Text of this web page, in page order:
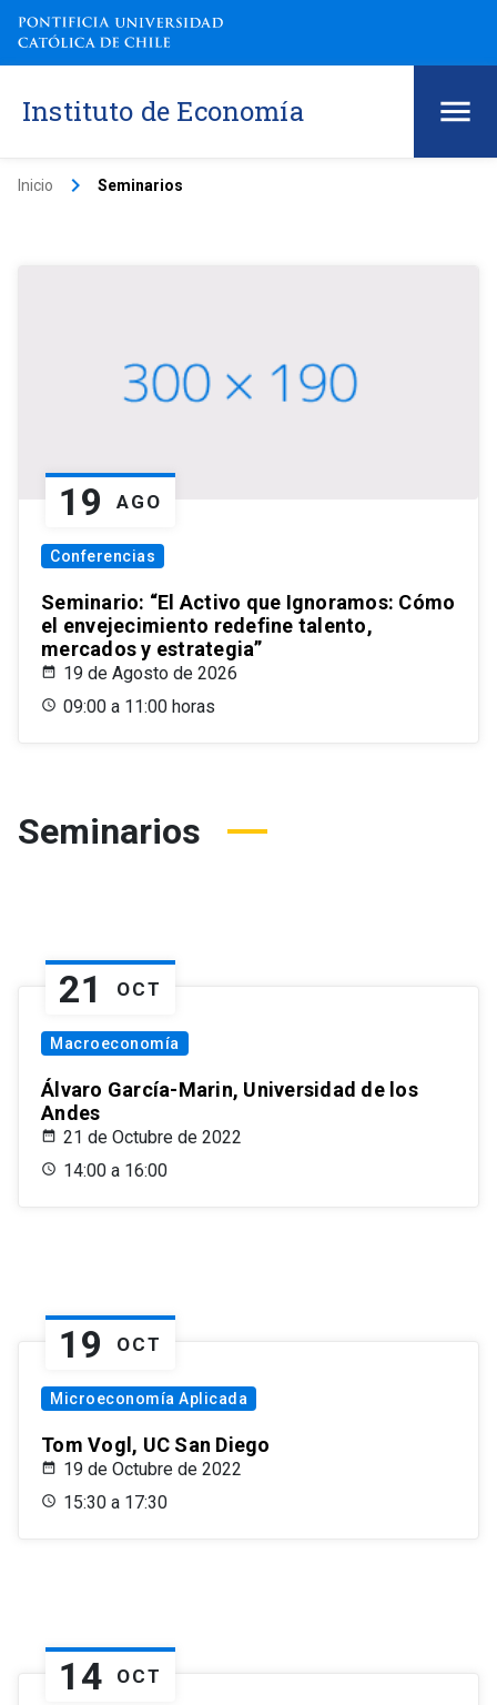
Instituto de Economía
Inicio keyboard_arrow_right Seminarios
19 AGO
Conferencias
Seminario: “El Activo que Ignoramos: Cómo
el envejecimiento redefine talento,
mercados y estrategia”
19 de Agosto de 2026
09:00 a 11:00 horas
Seminarios
21 OCT
Macroeconomía
Álvaro García-Marin, Universidad de los
Andes
21 de Octubre de 2022
14:00 a 16:00
19 OCT
Microeconomía Aplicada
Tom Vogl, UC San Diego
19 de Octubre de 2022
15:30 a 17:30
14 OCT